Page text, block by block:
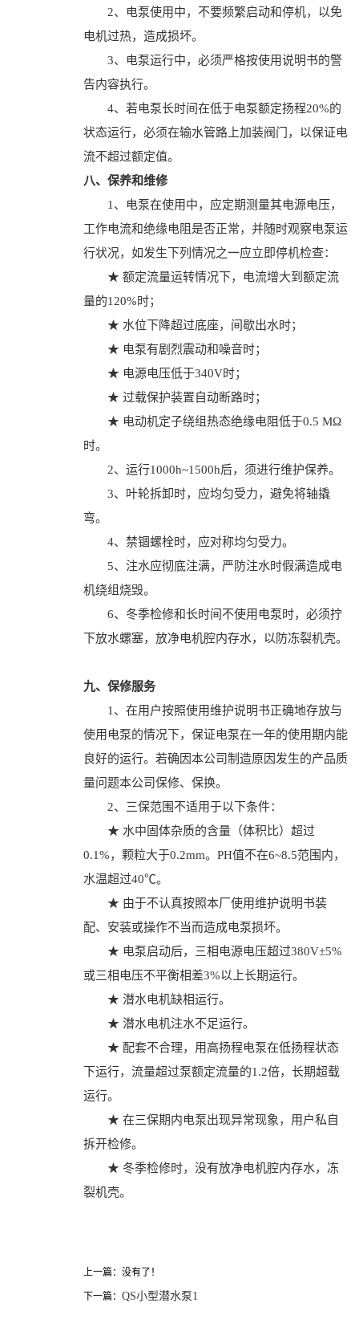
2、电泵使用中，不要频繁启动和停机，以免
电机过热，造成损坏。
3、电泵运行中，必须严格按使用说明书的警
告内容执行。
4、若电泵长时间在低于电泵额定扬程20%的
状态运行，必须在输水管路上加装阀门，以保证电
流不超过额定值。
八、保养和维修
1、电泵在使用中，应定期测量其电源电压，
工作电流和绝缘电阻是否正常，并随时观察电泵运
行状况，如发生下列情况之一应立即停机检查：
★ 额定流量运转情况下，电流增大到额定流
量的120%时；
★ 水位下降超过底座，间歇出水时；
★ 电泵有剧烈震动和噪音时；
★ 电源电压低于340V时；
★ 过载保护装置自动断路时；
★ 电动机定子绕组热态绝缘电阻低于0.5 MΩ
时。
2、运行1000h~1500h后，须进行维护保养。
3、叶轮拆卸时，应均匀受力，避免将轴撬
弯。
4、禁锢螺栓时，应对称均匀受力。
5、注水应彻底注满，严防注水时假满造成电
机绕组烧毁。
6、冬季检修和长时间不使用电泵时，必须拧
下放水螺塞，放净电机腔内存水，以防冻裂机壳。
九、保修服务
1、在用户按照使用维护说明书正确地存放与
使用电泵的情况下，保证电泵在一年的使用期内能
良好的运行。若确因本公司制造原因发生的产品质
量问题本公司保修、保换。
2、三保范围不适用于以下条件：
★ 水中固体杂质的含量（体积比）超过
0.1%，颗粒大于0.2mm。PH值不在6~8.5范围内，
水温超过40℃。
★ 由于不认真按照本厂使用维护说明书装
配、安装或操作不当而造成电泵损坏。
★ 电泵启动后，三相电源电压超过380V±5%
或三相电压不平衡相差3%以上长期运行。
★ 潜水电机缺相运行。
★ 潜水电机注水不足运行。
★ 配套不合理，用高扬程电泵在低扬程状态
下运行，流量超过泵额定流量的1.2倍，长期超载
运行。
★ 在三保期内电泵出现异常现象，用户私自
拆开检修。
★ 冬季检修时，没有放净电机腔内存水，冻
裂机壳。
上一篇：没有了！
下一篇：QS小型潜水泵1